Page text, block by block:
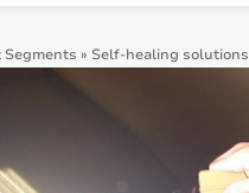
Segments » Self-healing solutions